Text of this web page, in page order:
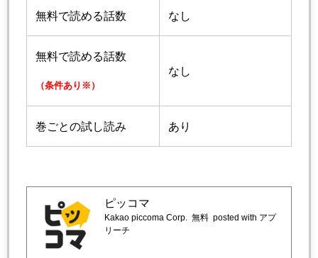
無料で読める話数 なし
無料で読める話数
（条件あり※）
なし
巻ごとの試し読み あり
ピッコマ
Kakao piccoma Corp. 無料 posted with アプ
リーチ